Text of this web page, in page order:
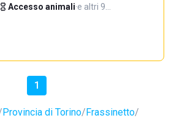
Accesso animali·e altri 9…
1
Provincia di Torino Frassinetto